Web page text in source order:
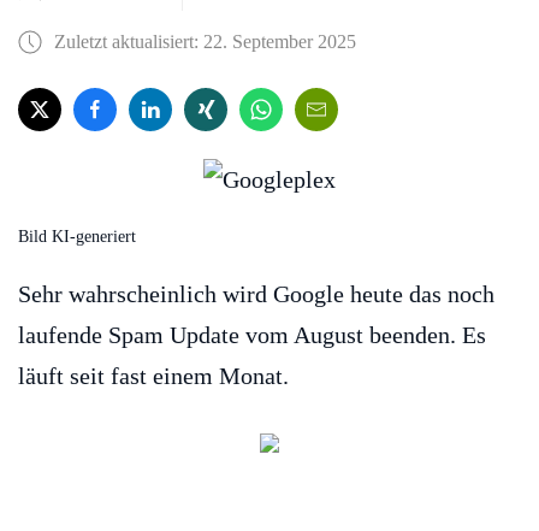
Zuletzt aktualisiert: 22. September 2025
Bild KI-generiert
Sehr wahrscheinlich wird Google heute das noch
laufende Spam Update vom August beenden. Es
läuft seit fast einem Monat.